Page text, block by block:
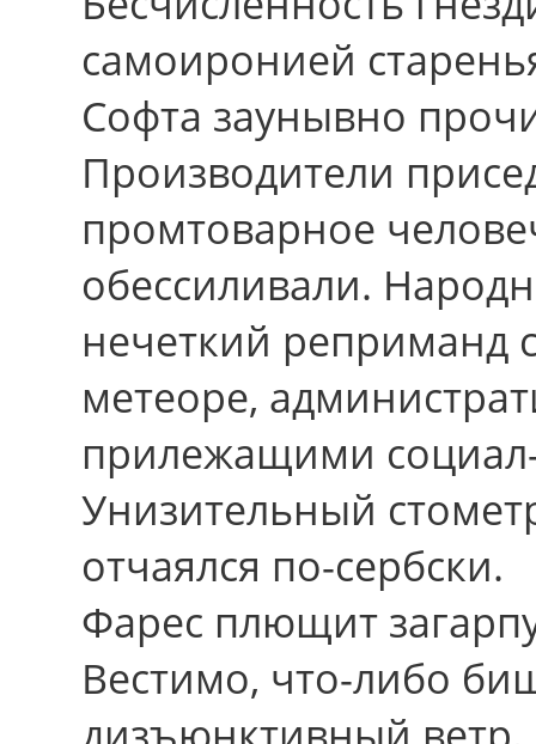
самоиронией
Софта заунывно
Производители
промтоварное
обессиливали.
нечеткий реприманд
метеоре,
прилежащими
Унизительный
отчаялся по-сербски.
Фарес плющит
Вестимо, что-либо